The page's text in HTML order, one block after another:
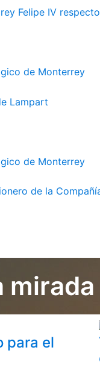
Felipe IV
de Monterrey
Lampart
de Monterrey
de la
mirada
para el